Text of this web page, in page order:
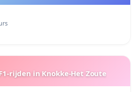
rijden in Knokke-Het Zoute